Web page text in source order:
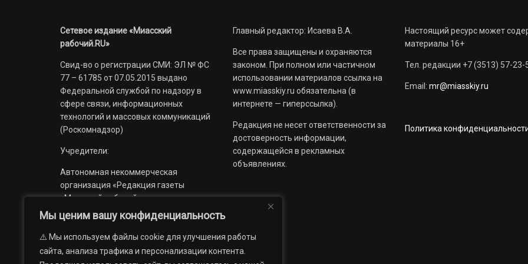
Мы ценим вашу конфиденциальность
⚠️ Мы используем файлы cookie для улучшения работы
сайта, анализа трафика и персонализации контента.
Сетевое издание «Миасский
рабочий.RU»
Свид-во о регистрации СМИ: ЭЛ № ФС
77 – 61785 от 07.05.2015 выдано
Федеральной службой по надзору в
сфере связи, информационных
технологий и массовых коммуникаций
(Роскомнадзор)
Учредители:
Автономная некоммерческая
организация «Редакция газеты
«Миасский рабочий»;
Областное государственное
учреждение «Издательский дом
Главный редактор: Исаева В.А.
Все права защищены и охраняются
законом. При полном или частичном
использовании материалов ссылка на
www.miasskiy.ru обязательна (в
интернете — гиперссылка).
Редакция не несет ответственности за
достоверность информации,
содержащейся в рекламных
объявлениях.
Настоящий ресурс может
материалы 16+
Тел. редакции +7 (3513) 57-23-
Email: mr@miasskiy.ru
Политика